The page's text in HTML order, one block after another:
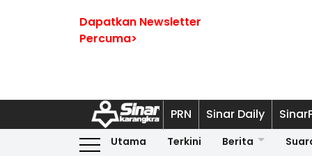
Dapatkan Newsletter
Percuma>
PRN Sinar Daily
Utama Terkini Berita